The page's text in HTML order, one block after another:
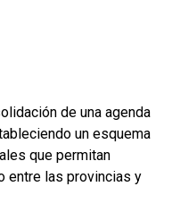
de una agenda
un esquema
que permitan
entre las provincias y